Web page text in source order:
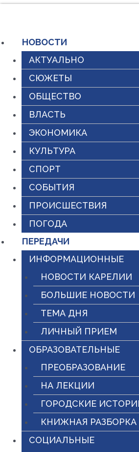
содержимому
НОВОСТИ
АКТУАЛЬНО
СЮЖЕТЫ
ОБЩЕСТВО
ВЛАСТЬ
ЭКОНОМИКА
КУЛЬТУРА
СПОРТ
СОБЫТИЯ
ПРОИСШЕСТВИЯ
ПОГОДА
ПЕРЕДАЧИ
ИНФОРМАЦИОННЫЕ
НОВОСТИ КАРЕЛИИ
БОЛЬШИЕ НОВОСТИ
ТЕМА ДНЯ
ЛИЧНЫЙ ПРИЕМ
ОБРАЗОВАТЕЛЬНЫЕ
ПРЕОБРАЗОВАНИЕ
НА ЛЕКЦИИ
ГОРОДСКИЕ
КНИЖНАЯ РАЗБОРКА
СОЦИАЛЬНЫЕ